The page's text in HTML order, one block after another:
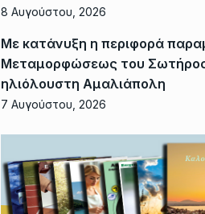
8 Αυγούστου, 2026
Με κατάνυξη η περιφορά
Μεταμορφώσεως του
ηλιόλουστη Αμαλιάπολη
7 Αυγούστου, 2026